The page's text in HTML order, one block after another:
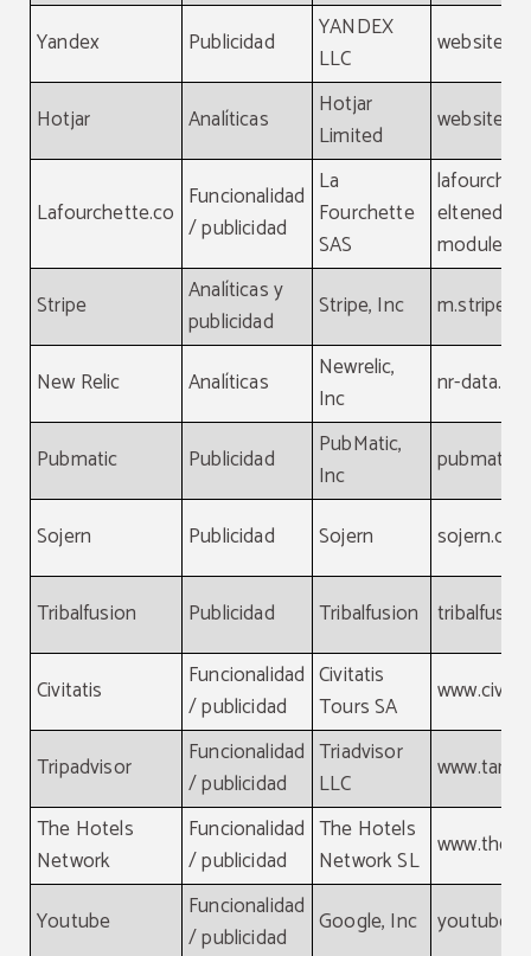
Yandex Publicidad
YANDEX
LLC
website,
Hotjar Analíticas
Hotjar
Limited
website,
Lafourchette.co Funcionalidad
/ publicidad
La
Fourchette
SAS
Stripe
Analíticas y
publicidad
Stripe, Inc
New Relic Analíticas
Newrelic,
Inc
nr-data.net
Pubmatic Publicidad
PubMatic,
Inc
Sojern Publicidad Sojern
Tribalfusion Publicidad Tribalfusion
Civitatis
Funcionalidad
/ publicidad
Civitatis
Tours SA
Tripadvisor
Funcionalidad
/ publicidad
Triadvisor
LLC
The Hotels
Network
Funcionalidad
/ publicidad
The Hotels
Network SL
Youtube
Funcionalidad
/ publicidad
Google, Inc